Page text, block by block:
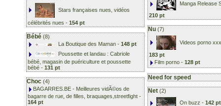
Stars françaises nues, vidéos
célébrités nues - 154 pt
Bébé (8)
La Boutique des Maman - 148 pt
Poussette et landau : Cabriole
bébé, magasin de puériculture et poussette
bébé - 131 pt
Choc (4)
BAGARRES.BE - Meilleures vidÃ©os de
bagarre de rue, de filles, braquages,streetfight -
164 pt
Manga Release
210 pt
Nu (7)
Videos porno
183 pt
Film porno - 128 pt
Need for speed
Net (2)
On buzz - 142 pt